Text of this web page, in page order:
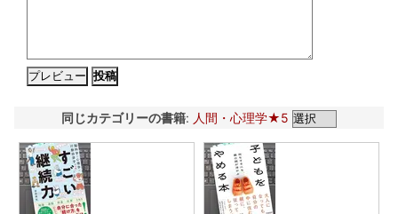
同じカテゴリーの書籍: 人間・心理学★5